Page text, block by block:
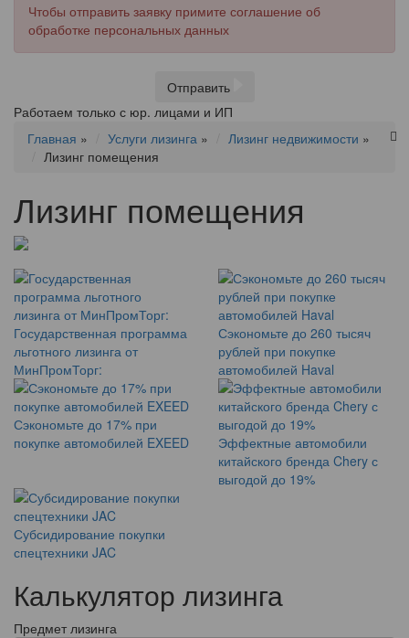
Чтобы отправить заявку примите соглашение об
обработке персональных данных
Отправить
Работаем только с юр. лицами и ИП
Главная » Услуги лизинга » Лизинг недвижимости »
Лизинг помещения
Лизинг помещения
Государственная программа
льготного лизинга от
МинПромТорг:
Сэкономьте до 260 тысяч
рублей при покупке
автомобилей Haval
Сэкономьте до 17% при
покупке автомобилей EXEED
Эффектные автомобили
китайского бренда Chery с
выгодой до 19%
Субсидирование покупки
спецтехники JAC
Калькулятор лизинга
Предмет лизинга